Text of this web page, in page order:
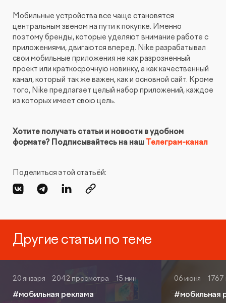
Мобильные устройства все чаще становятся
центральным звеном на пути к покупке. Именно
поэтому бренды, которые уделяют внимание работе с
приложениями, двигаются вперед. Nike разрабатывал
свои мобильные приложения не как разрозненный
проект или краткосрочную новинку, а как качественный
канал, который так же важен, как и основной сайт. Кроме
того, Nike предлагает целый набор приложений, каждое
из которых имеет свою цель.
Хотите получать статьи и новости в удобном
формате? Подписывайтесь на наш Телеграм-канал
Поделиться этой статьёй:
Другие статьи по теме
20 января 2042 просмотра 15 мин
#мобильная реклама
06 июня
#мобильная